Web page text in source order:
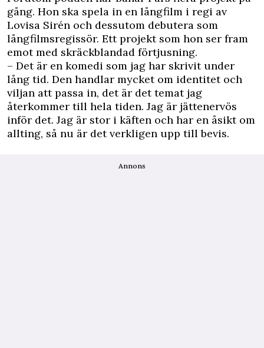
gång. Hon ska spela in en långfilm i regi av
Lovisa Sirén och dessutom debutera som
långfilmsregissör. Ett projekt som hon ser fram
emot med skräckblandad förtjusning.
– Det är en komedi som jag har skrivit under
lång tid. Den handlar mycket om identitet och
viljan att passa in, det är det temat jag
återkommer till hela tiden. Jag är jättenervös
inför det. Jag är stor i käften och har en åsikt om
allting, så nu är det verkligen upp till bevis.
Annons